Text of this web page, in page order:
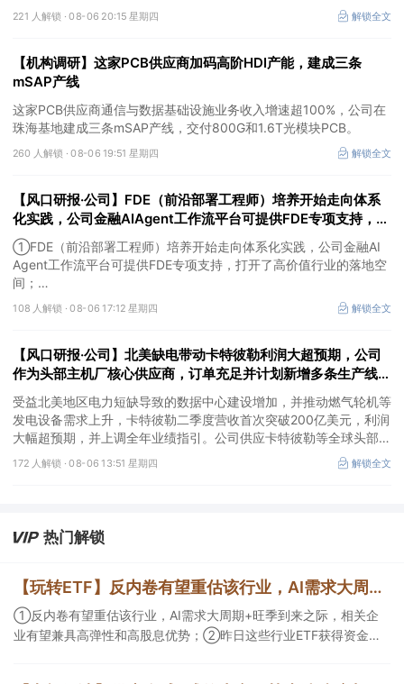
设备逐步成为刚需，现已进入头部客户供应体系。
221 人解锁 ·08-06 20:15 星期四 解锁全文
【机构调研】这家PCB供应商加码高阶HDI产能，建成三条
mSAP产线
这家PCB供应商通信与数据基础设施业务收入增速超100%，公司在
珠海基地建成三条mSAP产线，交付800G和1.6T光模块PCB。
260 人解锁 ·08-06 19:51 星期四 解锁全文
【风口研报·公司】FDE（前沿部署工程师）培养开始走向体系
化实践，公司金融AIAgent工作流平台可提供FDE专项支持，打
开了高价值行业的落地空间；另有公司兼具成长强确定性、低估
值、高股息属性
①FDE（前沿部署工程师）培养开始走向体系化实践，公司金融AI
Agent工作流平台可提供FDE专项支持，打开了高价值行业的落地空
间；
②这家公司兼具成长强确定性、低估值、高股息属性，受益于国内
外贸易额高速增长，且还有AI应用加速渗透+跨境支付等成长极。
108 人解锁 ·08-06 17:12 星期四 解锁全文
【风口研报·公司】北美缺电带动卡特彼勒利润大超预期，公司
作为头部主机厂核心供应商，订单充足并计划新增多条生产线，
有望抢抓算力备电新机
受益北美地区电力短缺导致的数据中心建设增加，并推动燃气轮机等
发电设备需求上升，卡特彼勒二季度营收首次突破200亿美元，利润
大幅超预期，并上调全年业绩指引。公司供应卡特彼勒等全球头部发
动机主机厂，产品订单充足，并计划2026年新增多条生产线，同时
海外泰国工厂建设顺利推进，有望抢抓算力备电新机，打开成长空
172 人解锁 ·08-06 13:51 星期四 解锁全文
热门解锁
【玩转ETF】反内卷有望重估该行业，AI需求大周期+旺季到来之际，相关企业有望兼具高弹性和高股息优势；机构看多港股互联网的逻辑
①反内卷有望重估该行业，AI需求大周期+旺季到来之际，相关企
业有望兼具高弹性和高股息优势；②昨日这些行业ETF获得资金关